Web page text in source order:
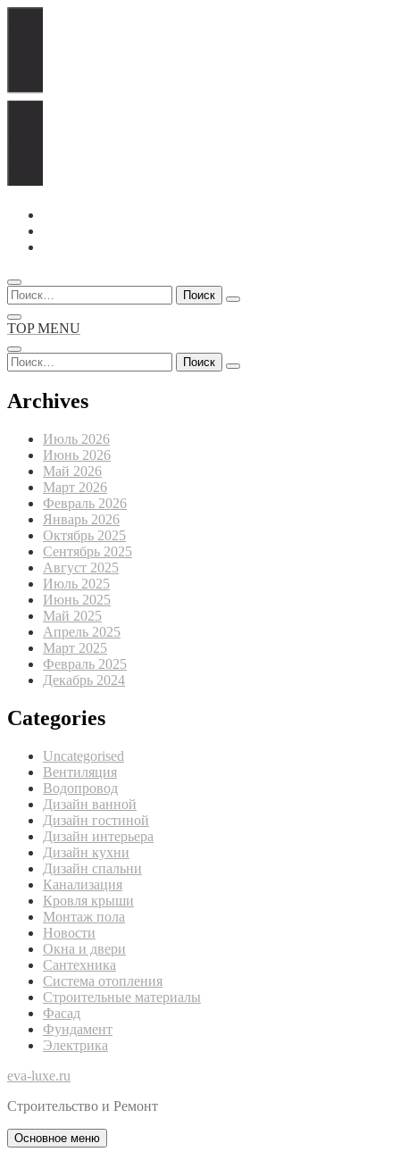
Перейти
содержимому
Найти:
TOP MENU
Найти:
Archives
Июль 2026
Июнь 2026
Май 2026
Март 2026
Февраль 2026
Январь 2026
Октябрь 2025
Сентябрь 2025
Август 2025
Июль 2025
Июнь 2025
Май 2025
Апрель 2025
Март 2025
Февраль 2025
Декабрь 2024
Categories
Uncategorised
Вентиляция
Водопровод
Дизайн ванной
Дизайн гостиной
Дизайн интерьера
Дизайн кухни
Дизайн спальни
Канализация
Кровля крыши
Монтаж пола
Новости
Окна и двери
Сантехника
Система отопления
Строительные материалы
Фасад
Фундамент
Электрика
eva-luxe.ru
Строительство и Ремонт
Основное меню